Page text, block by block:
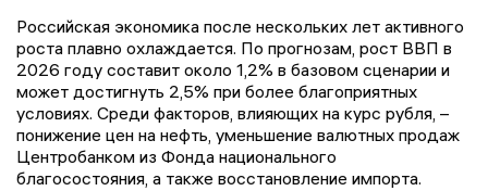
Российская экономика после нескольких лет активного
роста плавно охлаждается. По прогнозам, рост ВВП в
2026 году составит около 1,2% в базовом сценарии и
может достигнуть 2,5% при более благоприятных
условиях. Среди факторов, влияющих на курс рубля, –
понижение цен на нефть, уменьшение валютных продаж
Центробанком из Фонда национального
благосостояния, а также восстановление импорта.